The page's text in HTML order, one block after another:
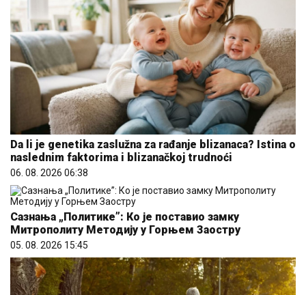
Da li je genetika zaslužna za rađanje blizanaca? Istina o
naslednim faktorima i blizanačkoj trudnoći
06. 08. 2026 06:38
Сазнања „Политике”: Ко је поставио замку
Митрополиту Методију у Горњем Заостру
05. 08. 2026 15:45